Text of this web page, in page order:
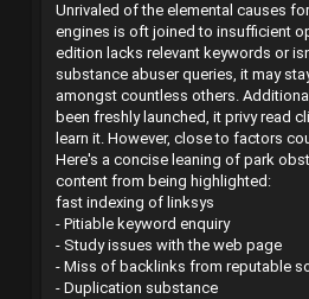
Unrivaled of the elemental causes
engines is oft joined to insufficient
edition lacks relevant keywords or
substance abuser queries, it may
amongst countless others.
been freshly launched, it privy read
learn it. However, close to factors
Here's a concise leaning of park
content from being highlighted:
fast indexing of linksys
- Pitiable keyword enquiry
- Study issues with the web page
- Miss of backlinks from reputable
- Duplication substance